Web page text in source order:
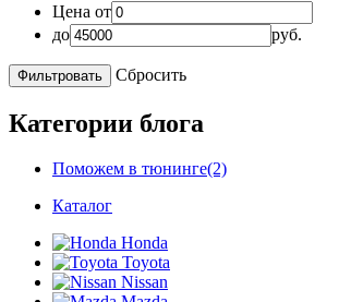
Цена от
до
руб.
Сбросить
Категории блога
Поможем в тюнинге(2)
Каталог
Honda
Toyota
Nissan